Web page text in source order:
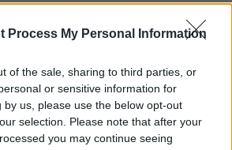
Process My Personal Information
of the sale, sharing to third parties, or
or sensitive information for
by us, please use the below opt-out
selection. Please note that after your
you may continue seeing